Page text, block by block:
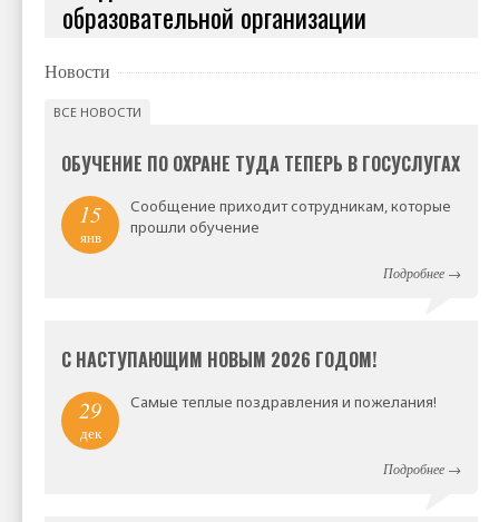
образовательной организации
Новости
ВСЕ НОВОСТИ
ОБУЧЕНИЕ ПО ОХРАНЕ ТУДА ТЕПЕРЬ В ГОСУСЛУГАХ
15
янв
Сообщение приходит сотрудникам, которые
прошли обучение
Подробнее→
С НАСТУПАЮЩИМ НОВЫМ 2026 ГОДОМ!
29
дек
Самые теплые поздравления и пожелания!
Подробнее→